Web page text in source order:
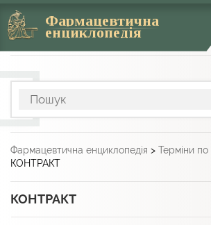
Фармацевтична
енциклопедія
Фармацевтична енциклопедія > Терміни по
КОНТРАКТ
КОНТРАКТ